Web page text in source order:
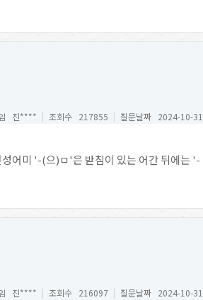
진**** | 조회수 217855 | 질문날짜 2024-10-31
어미 '-(으)ㅁ'은 받침이 있는 어간 뒤에는 '-
진**** | 조회수 216097 | 질문날짜 2024-10-31